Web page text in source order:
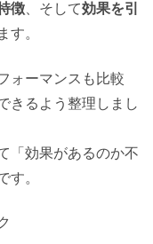
徴 、そして効果を引
す。
ォーマンスも比較
きるよう整理しまし
「効果があるのか不
す。